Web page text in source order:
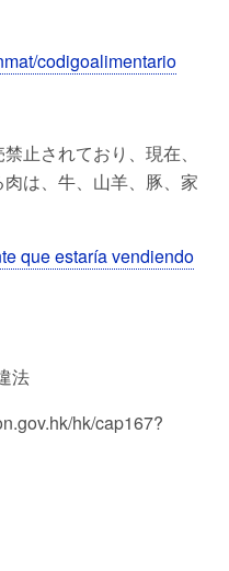
codigoalimentario
止されており、現在、
は、牛、山羊、豚、家
que estaría vendiendo
法
hk/cap167?